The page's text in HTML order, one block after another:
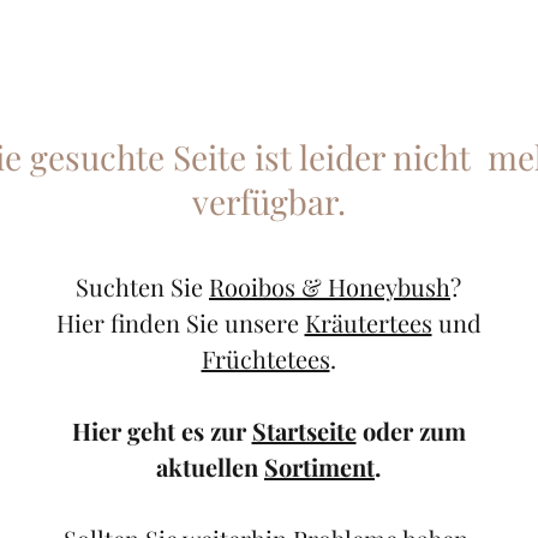
gesuchte Seite ist leider nicht
verfügbar.
Suchten Sie Rooibos & Honeybush?
Hier finden Sie unsere Kräutertees und
Früchtetees.
Hier geht es zurStartseiteoder zum
aktuellen Sortiment.